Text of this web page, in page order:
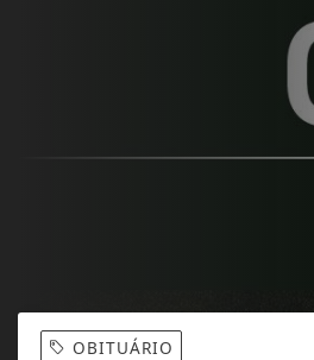
OBITUÁRIO